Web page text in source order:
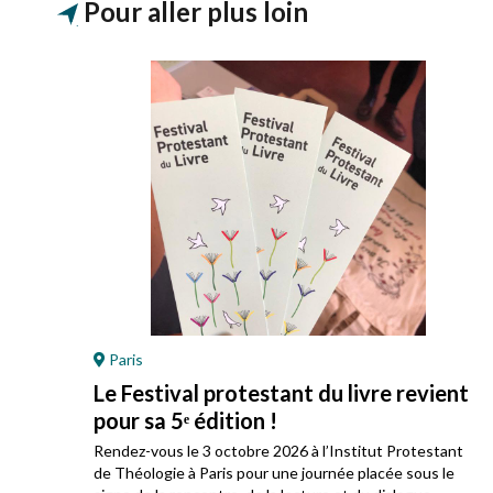
Pour aller plus loin
Paris
Le Festival protestant du livre revient
pour sa 5ᵉ édition !
Rendez-vous le 3 octobre 2026 à l’Institut Protestant
de Théologie à Paris pour une journée placée sous le